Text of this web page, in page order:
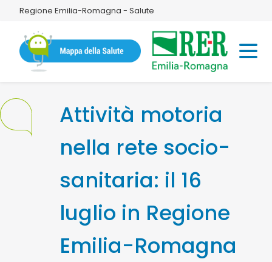
Regione Emilia-Romagna - Salute
Attività motoria
nella rete socio-
sanitaria: il 16
luglio in Regione
Emilia-Romagna